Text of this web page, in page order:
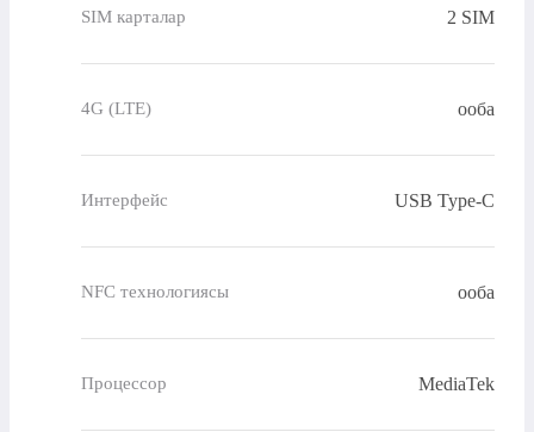
SIM карталар 2 SIM
4G (LTE) ооба
Интерфейс USB Type-C
NFC технологиясы ооба
Процессор MediaTek